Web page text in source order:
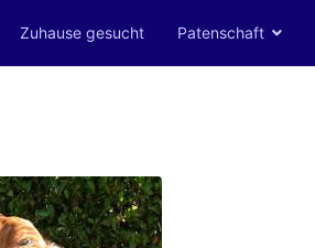
Zuhause gesucht Patenschaft